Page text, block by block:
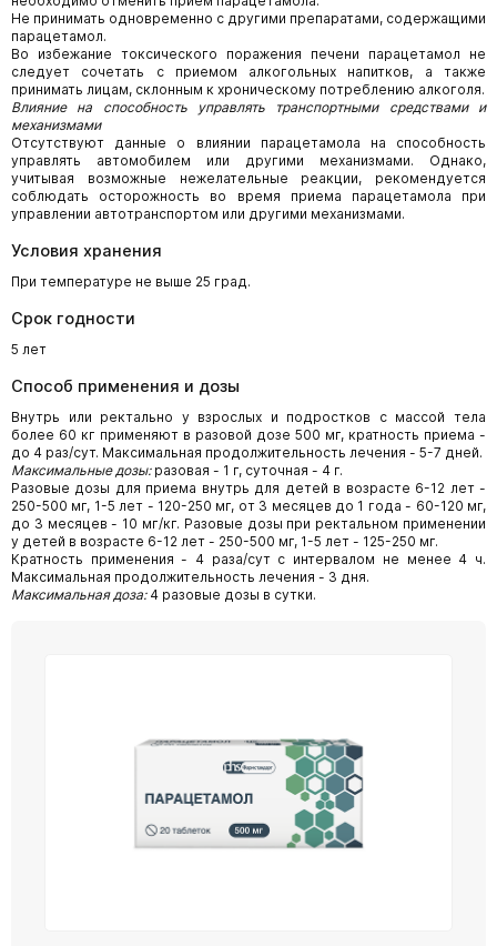
Не принимать одновременно с другими препаратами, содержащими
парацетамол.
Во избежание токсического поражения печени парацетамол не
следует сочетать с приемом алкогольных напитков, а также
принимать лицам, склонным к хроническому потреблению алкоголя.
Влияние на способность управлять транспортными средствами и
механизмами
Отсутствуют данные о влиянии парацетамола на способность
управлять автомобилем или другими механизмами. Однако,
учитывая возможные нежелательные реакции, рекомендуется
соблюдать осторожность во время приема парацетамола при
управлении автотранспортом или другими механизмами.
Условия хранения
При температуре не выше 25 град.
Срок годности
5 лет
Способ применения и дозы
Внутрь или ректально у взрослых и подростков с массой тела
более 60 кг применяют в разовой дозе 500 мг, кратность приема -
до 4 раз/сут. Максимальная продолжительность лечения - 5-7 дней.
Максимальные дозы:разовая - 1 г, суточная - 4 г.
Разовые дозы для приема внутрь для детей в возрасте 6-12 лет -
250-500 мг, 1-5 лет - 120-250 мг, от 3 месяцев до 1 года - 60-120 мг,
до 3 месяцев - 10 мг/кг. Разовые дозы при ректальном применении
у детей в возрасте 6-12 лет - 250-500 мг, 1-5 лет - 125-250 мг.
Кратность применения - 4 раза/сут с интервалом не менее 4 ч.
Максимальная продолжительность лечения - 3 дня.
Максимальная доза:4 разовые дозы в сутки.